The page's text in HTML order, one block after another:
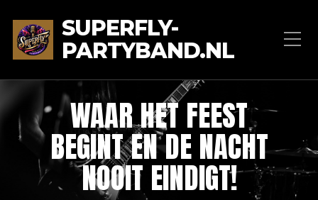
SUPERFLY-
PARTYBAND.NL
WAAR HET FEEST
BEGINT EN DE NACHT
NOOIT EINDIGT!